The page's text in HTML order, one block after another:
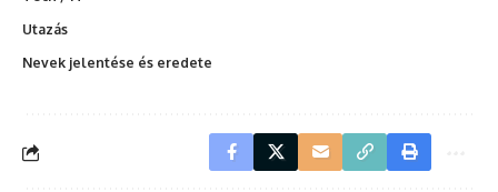
Utazás
Nevek jelentése és eredete